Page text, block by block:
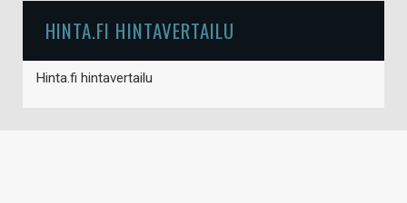
HINTA.FI HINTAVERTAILU
Hinta.fi hintavertailu